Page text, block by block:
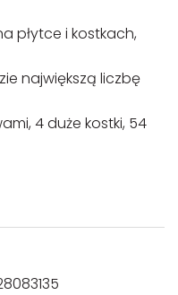
płytce i kostkach,
największą liczbę
4 duże kostki, 54